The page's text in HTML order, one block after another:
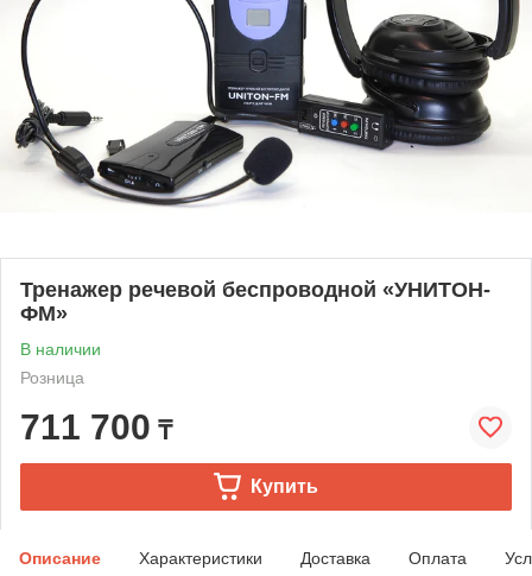
Тренажер речевой беспроводной «УНИТОН-
ФМ»
В наличии
Розница
711 700 ₸
Купить
Описание Характеристики Доставка Оплата